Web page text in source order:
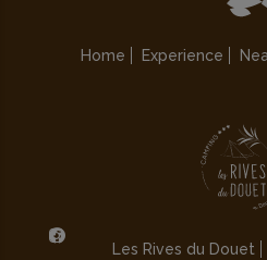
Home Experience
Les Rives du Douet